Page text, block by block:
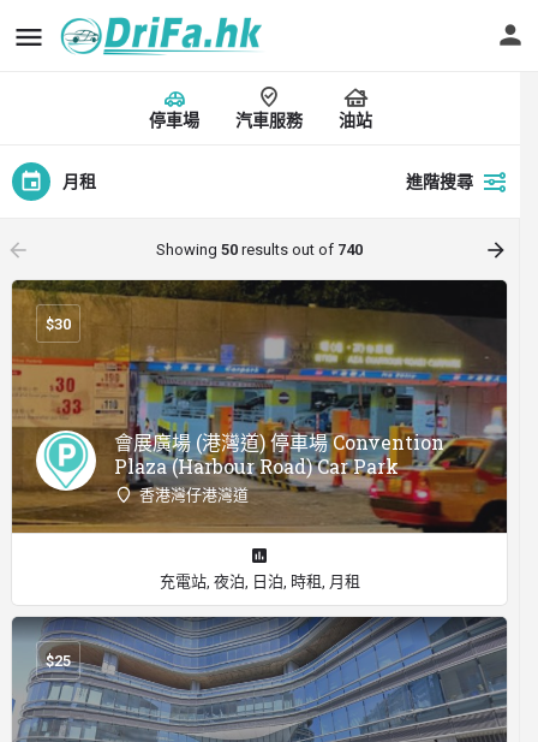
停車場 汽車服務 油站
月租 進階搜尋
arrow_backward Showing 50 results out of 740 arrow_forward
會展廣場 (港灣道) 停車場 Convention
Plaza (Harbour Road) Car Park
香港灣仔港灣道
$30
充電站, 夜泊, 日泊, 時租, 月租
$25